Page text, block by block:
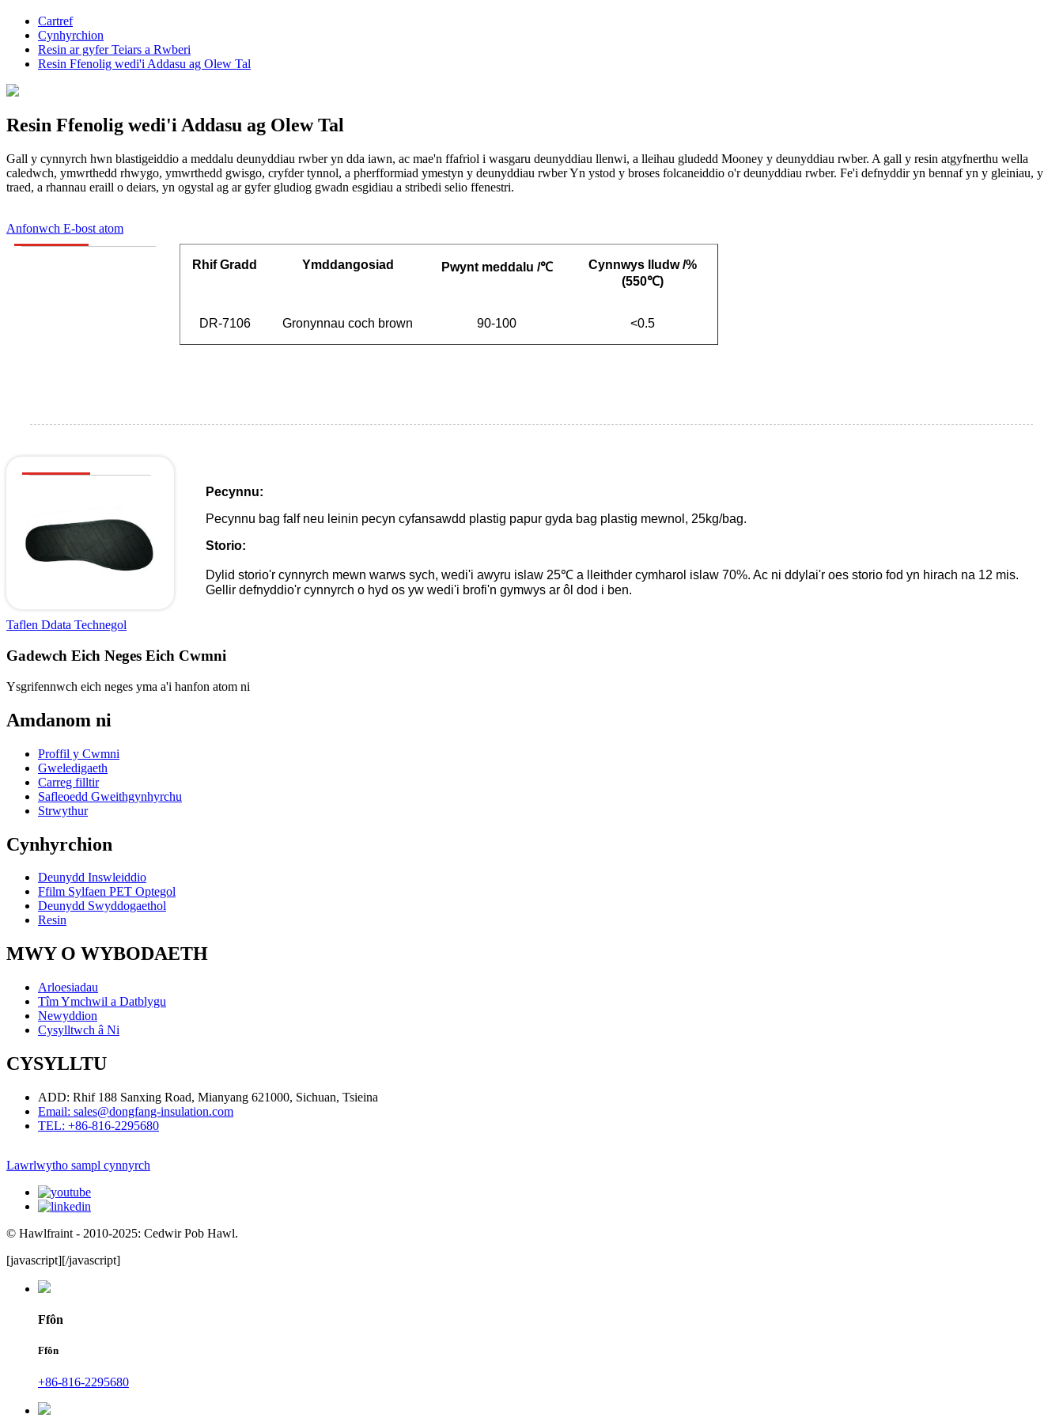
Cartref
Cynhyrchion
Resin ar gyfer Teiars a Rwberi
Resin Ffenolig wedi'i Addasu ag Olew Tal
Resin Ffenolig wedi'i Addasu ag Olew Tal
Gall y cynnyrch hwn blastigeiddio a meddalu deunyddiau rwber yn dda iawn, ac mae'n ffafriol i wasgaru deunyddiau llenwi, a lleihau gludedd Mooney y deunyddiau rwber. A gall y resin atgyfnerthu wella
caledwch, ymwrthedd rhwygo, ymwrthedd gwisgo, cryfder tynnol, a pherfformiad ymestyn y deunyddiau rwber Yn ystod y broses folcaneiddio o'r deunyddiau rwber. Fe'i defnyddir yn bennaf yn y gleiniau, y
traed, a rhannau eraill o deiars, yn ogystal ag ar gyfer gludiog gwadn esgidiau a stribedi selio ffenestri.
Anfonwch E-bost atom
Rhif Gradd Ymddangosiad Pwynt meddalu /℃
Cynnwys lludw /%
(550℃)
DR-7106 Gronynnau coch brown 90-100 <0.5
Pecynnu:
Pecynnu bag falf neu leinin pecyn cyfansawdd plastig papur gyda bag plastig mewnol, 25kg/bag.
Storio:
Dylid storio'r cynnyrch mewn warws sych, wedi'i awyru islaw 25℃ a lleithder cymharol islaw 70%. Ac ni ddylai'r oes storio fod yn hirach na 12 mis.
Gellir defnyddio'r cynnyrch o hyd os yw wedi'i brofi'n gymwys ar ôl dod i ben.
Taflen Ddata Technegol
Gadewch Eich Neges Eich Cwmni
Ysgrifennwch eich neges yma a'i hanfon atom ni
Amdanom ni
Proffil y Cwmni
Gweledigaeth
Carreg filltir
Safleoedd Gweithgynhyrchu
Strwythur
Cynhyrchion
Deunydd Inswleiddio
Ffilm Sylfaen PET Optegol
Deunydd Swyddogaethol
Resin
MWY O WYBODAETH
Arloesiadau
Tîm Ymchwil a Datblygu
Newyddion
Cysylltwch â Ni
CYSYLLTU
ADD: Rhif 188 Sanxing Road, Mianyang 621000, Sichuan, Tsieina
Email: sales@dongfang-insulation.com
TEL: +86-816-2295680
Lawrlwytho sampl cynnyrch
© Hawlfraint - 2010-2025: Cedwir Pob Hawl.
[javascript][/javascript]
Ffôn
Ffôn
+86-816-2295680